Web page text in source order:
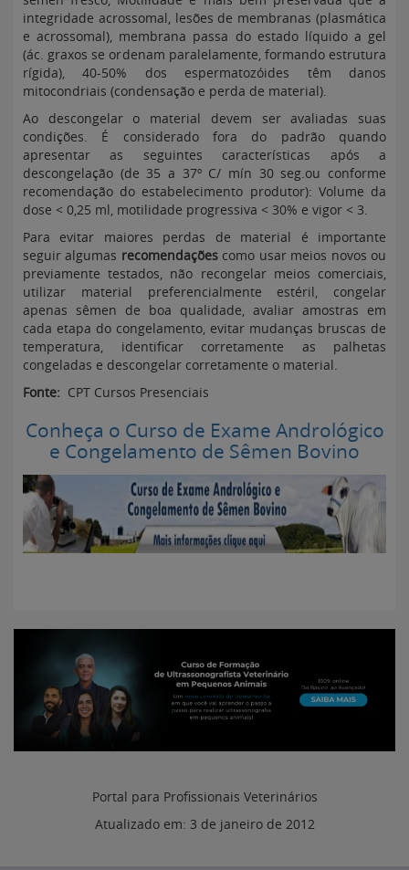
integridade acrossomal, lesões de membranas (plasmática
e acrossomal), membrana passa do estado líquido a gel
(ác. graxos se ordenam paralelamente, formando estrutura
rígida), 40-50% dos espermatozóides têm danos
mitocondriais (condensação e perda de material).
Ao descongelar o material devem ser avaliadas suas
condições. É considerado fora do padrão quando
apresentar as seguintes características após a
descongelação (de 35 a 37º C/ mín 30 seg.ou conforme
recomendação do estabelecimento produtor): Volume da
dose < 0,25 ml, motilidade progressiva < 30% e vigor < 3.
Para evitar maiores perdas de material é importante
seguir algumas recomendaçõescomo usar meios novos ou
previamente testados, não recongelar meios comerciais,
utilizar material preferencialmente estéril, congelar
apenas sêmen de boa qualidade, avaliar amostras em
cada etapa do congelamento, evitar mudanças bruscas de
temperatura, identificar corretamente as palhetas
congeladas e descongelar corretamente o material.
Fonte: CPT Cursos Presenciais
Conheça o Curso de Exame Andrológico
e Congelamento de Sêmen Bovino
Portal para Profissionais Veterinários
Atualizado em: 3 de janeiro de 2012